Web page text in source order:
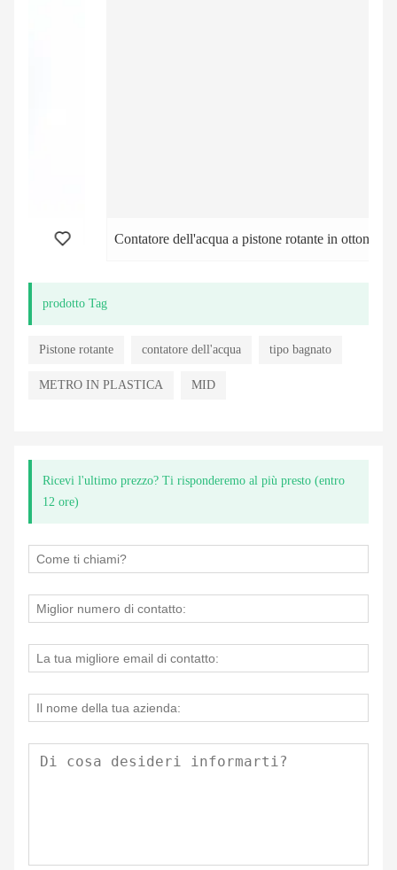
Contatore dell'acqua a pistone rotante in ottone
prodotto Tag
Pistone rotante contatore dell'acqua tipo bagnato
METRO IN PLASTICA MID
Ricevi l'ultimo prezzo? Ti risponderemo al più presto (entro
12 ore)